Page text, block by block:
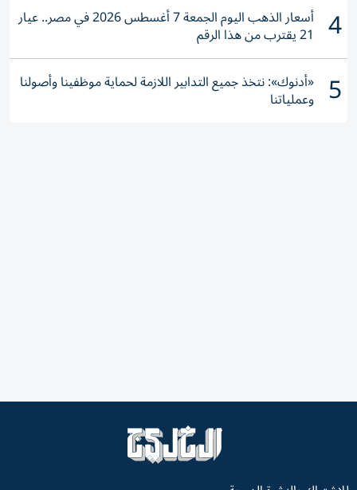
4 أسعار الذهب اليوم الجمعة 7 أغسطس 2026 في مصر.. عيار
21 يقترب من هذا الرقم
5 «أدنوك»: نتخذ جميع التدابير اللازمة لحماية موظفينا وأصولنا
وعملياتنا